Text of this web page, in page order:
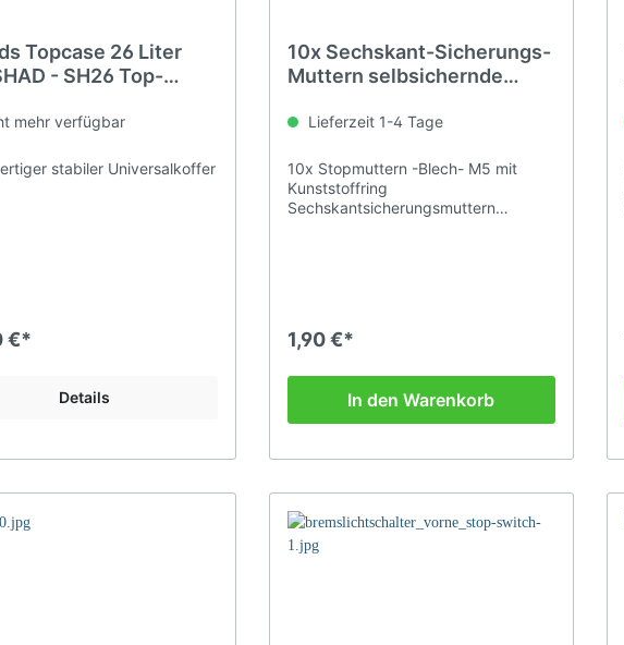
Topcase 26 Liter
- SH26 Top-
mehr verfügbar
stabiler Universalkoffer
€*
Details
10x Sechskant-Sicherungs-
Muttern selbsichernde
Lieferzeit 1-4 Tage
10x Stopmuttern -Blech- M5 mit
Kunststoffring
Sechskantsicherungsmuttern
1,90 €*
In den Warenkorb